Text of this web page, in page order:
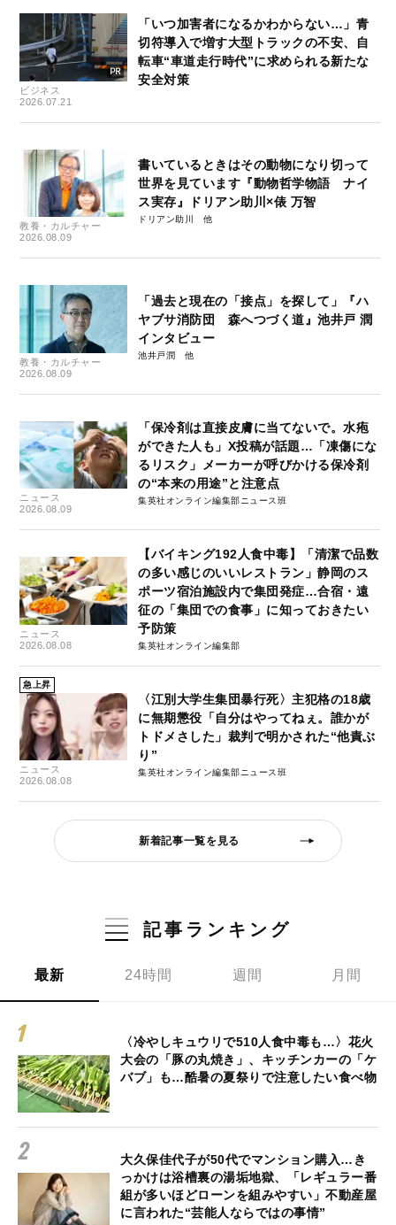
ビジネス
2026.07.21
「いつ加害者になるかわからない…」青
切符導入で増す大型トラックの不安、自
転車“車道走行時代”に求められる新たな
安全対策
教養・カルチャー
2026.08.09
書いているときはその動物になり切って
世界を見ています『動物哲学物語 ナイ
ス実存』ドリアン助川×俵 万智
ドリアン助川
教養・カルチャー
2026.08.09
「過去と現在の「接点」を探して」『ハ
ヤブサ消防団 森へつづく道』池井戸 潤
インタビュー
池井戸潤
ニュース
2026.08.09
「保冷剤は直接皮膚に当てないで。水疱
ができた人も」X投稿が話題…「凍傷にな
るリスク」メーカーが呼びかける保冷剤
の“本来の用途”と注意点
集英社オンライン編集部ニュース班
ニュース
2026.08.08
【バイキング192人食中毒】「清潔で品数
の多い感じのいいレストラン」静岡のス
ポーツ宿泊施設内で集団発症…合宿・遠
征の「集団での食事」に知っておきたい
予防策
集英社オンライン編集部
急上昇
ニュース
2026.08.08
〈江別大学生集団暴行死〉主犯格の18歳
に無期懲役「自分はやってねぇ。誰かが
トドメさした」裁判で明かされた“他責ぶ
り”
集英社オンライン編集部ニュース班
新着記事一覧を見る
記事ランキング
最新 24時間 週間 月間
〈冷やしキュウリで510人食中毒も…〉花火
大会の「豚の丸焼き」、キッチンカーの「ケ
バブ」も…酷暑の夏祭りで注意したい食べ物
大久保佳代子が50代でマンション購入…き
っかけは浴槽裏の湯垢地獄、「レギュラー番
組が多いほどローンを組みやすい」不動産屋
に言われた“芸能人ならではの事情”